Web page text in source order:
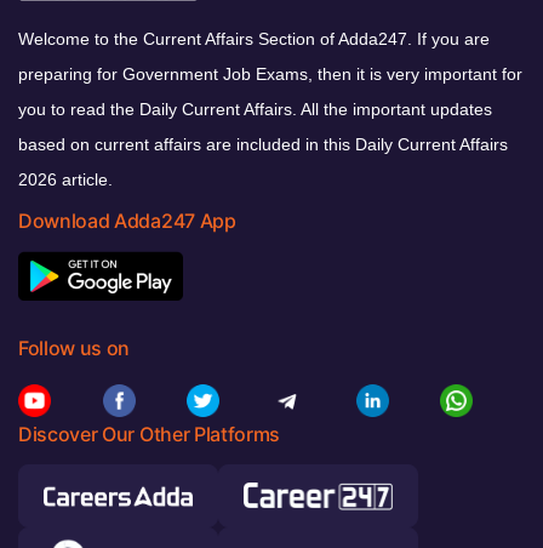
Welcome to the Current Affairs Section of Adda247. If you are
preparing for Government Job Exams, then it is very important for
you to read the Daily Current Affairs. All the important updates
based on current affairs are included in this Daily Current Affairs
2026 article.
Download Adda247 App
Follow us on
Discover Our Other Platforms